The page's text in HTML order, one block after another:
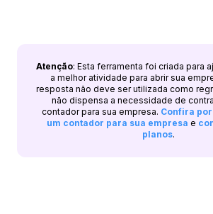
Atenção: Esta ferramenta foi criada para
a melhor atividade para abrir sua
resposta não deve ser utilizada como
não dispensa a necessidade de
contador para sua empresa. Confira
um contador para sua empresa e
planos.